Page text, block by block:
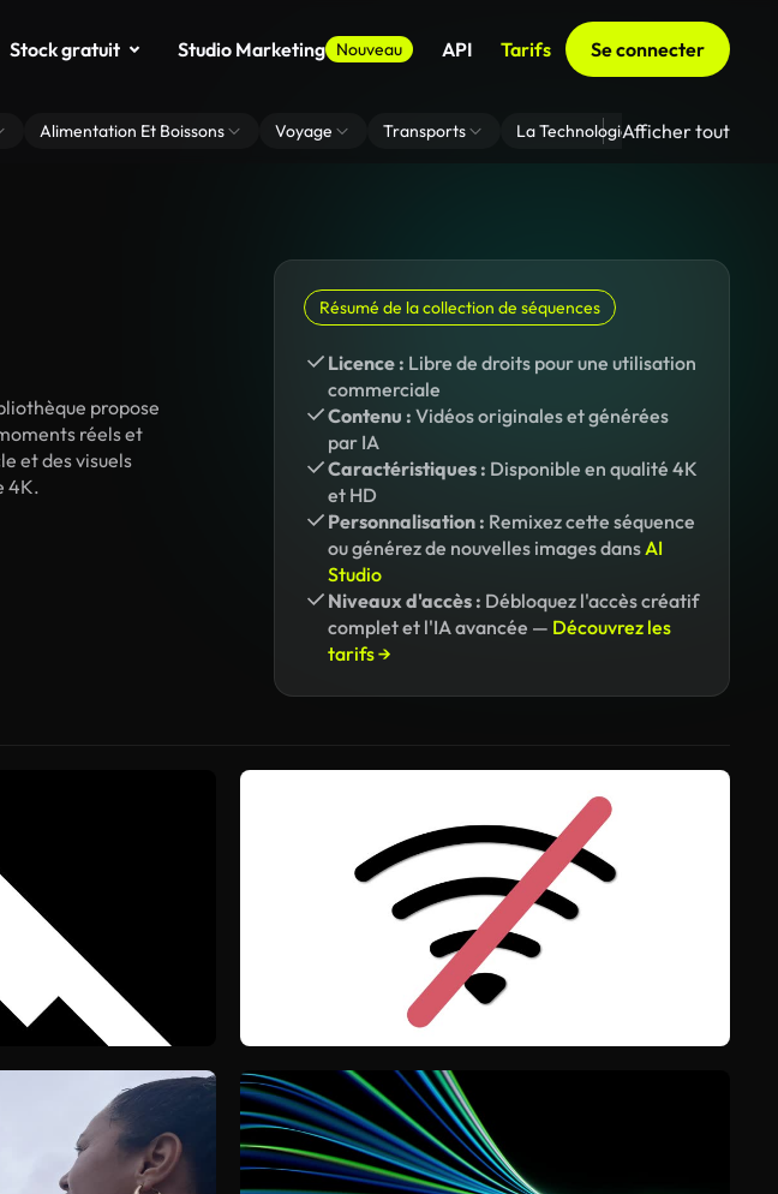
Stock gratuit Studio Marketing Nouveau API Tarifs Se connecter
Alimentation Et Boissons Voyage Transports La Technologie Zoom En
Afficher tout
propose
réels et
et des visuels
4K.
Résumé de la collection de séquences
Licence : Libre de droits pour une utilisation
commerciale
Contenu : Vidéos originales et générées
par IA
Caractéristiques : Disponible en qualité 4K
et HD
Personnalisation : Remixez cette séquence
ou générez de nouvelles images dansAI
Studio
Niveaux d'accès : Débloquez l'accès créatif
complet et l'IA avancée — Découvrez les
tarifs →